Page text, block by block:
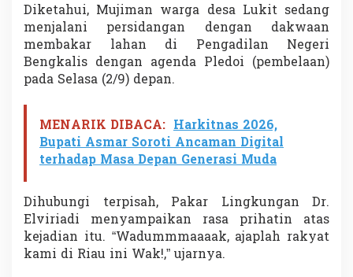
Diketahui, Mujiman warga desa Lukit sedang
menjalani persidangan dengan dakwaan
membakar lahan di Pengadilan Negeri
Bengkalis dengan agenda Pledoi (pembelaan)
pada Selasa (2/9) depan.
MENARIK DIBACA: Harkitnas 2026,
Bupati Asmar Soroti Ancaman Digital
terhadap Masa Depan Generasi Muda
Dihubungi terpisah, Pakar Lingkungan Dr.
Elviriadi menyampaikan rasa prihatin atas
kejadian itu. “Wadummmaaaak, ajaplah rakyat
kami di Riau ini Wak!,” ujarnya.